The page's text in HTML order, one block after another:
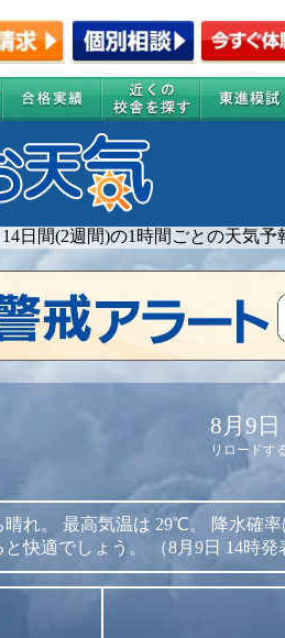
14日間(2週間)の1時間ごとの天気予
8月9
リロードす
れ。 最高気温は 29℃。 降水確率
快適でしょう。 （8月9日 14時発